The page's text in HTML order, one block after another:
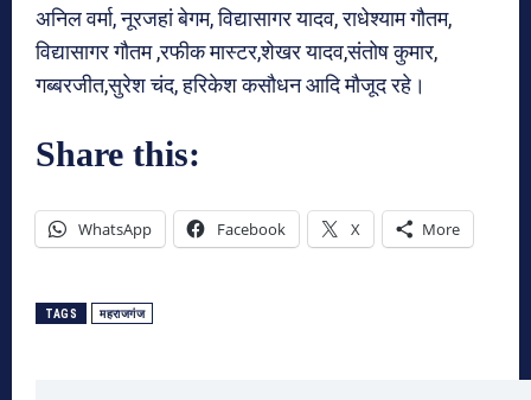
अनिल वर्मा, नूरजहां बेगम, विद्यासागर यादव, राधेश्याम गौतम,
विद्यासागर गौतम ,रफीक मास्टर,शेखर यादव,संतोष कुमार,
गब्बरजीत,सुरेश चंद, हरिकेश कसौधन आदि मौजूद रहे।
Share this:
WhatsApp Facebook X More
TAGS महराजगंज